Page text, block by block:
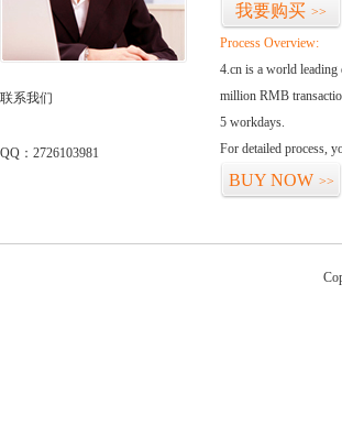
联系我们
QQ：2726103981
我要购买 >>
Process Overview:
4.cn is a world leading
million RMB
5 workdays.
For detailed process,
BUY NOW >>